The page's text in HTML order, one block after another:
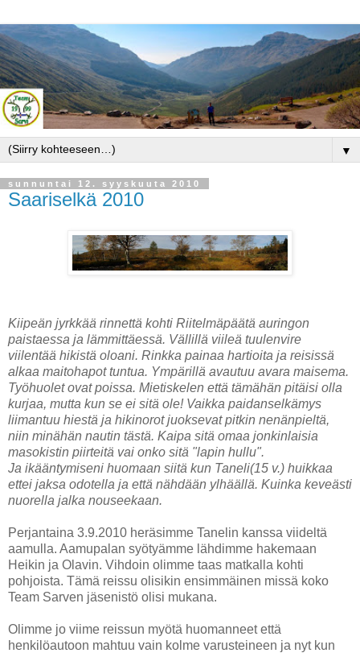
▼
sunnuntai 12. syyskuuta 2010
Saariselkä 2010
Kiipeän jyrkkää rinnettä kohti Riitelmäpäätä auringon
paistaessa ja lämmittäessä. Vällillä viileä tuulenvire
viilentää hikistä oloani. Rinkka painaa hartioita ja reisissä
alkaa maitohapot tuntua. Ympärillä avautuu avara maisema.
Työhuolet ovat poissa. Mietiskelen että tämähän pitäisi olla
kurjaa, mutta kun se ei sitä ole! Vaikka paidanselkämys
liimantuu hiestä ja hikinorot juoksevat pitkin nenänpieltä,
niin minähän nautin tästä. Kaipa sitä omaa jonkinlaisia
masokistin piirteitä vai onko sitä "lapin hullu".
Ja ikääntymiseni huomaan siitä kun Taneli(15 v.) huikkaa
ettei jaksa odotella ja että nähdään ylhäällä. Kuinka keveästi
nuorella jalka nouseekaan.
Perjantaina 3.9.2010 heräsimme Tanelin kanssa viideltä
aamulla. Aamupalan syötyämme lähdimme hakemaan
Heikin ja Olavin. Vihdoin olimme taas matkalla kohti
pohjoista. Tämä reissu olisikin ensimmäinen missä koko
Team Sarven jäsenistö olisi mukana.
Olimme jo viime reissun myötä huomanneet että
henkilöautoon mahtuu vain kolme varusteineen ja nyt kun